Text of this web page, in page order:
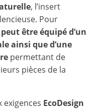
, l’insert
Pour
être équipé d’un
ainsi que d’une
permettant de
pièces de la
exigences EcoDesign